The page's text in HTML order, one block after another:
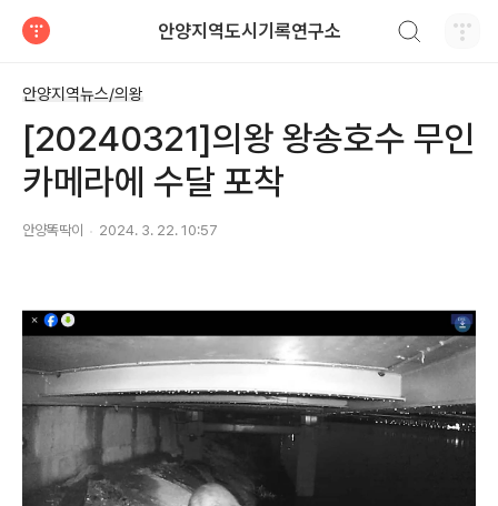
안양지역도시기록연구소
안양지역뉴스/의왕
[20240321]의왕 왕송호수 무인
카메라에 수달 포착
안양똑딱이 2024. 3. 22. 10:57